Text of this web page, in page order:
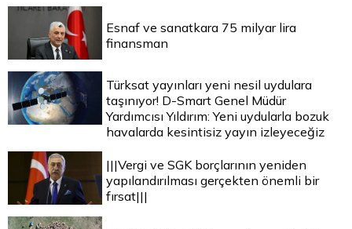
Esnaf ve sanatkara 75 milyar lira
finansman
Türksat yayınları yeni nesil uydulara
taşınıyor! D-Smart Genel Müdür
Yardımcısı Yıldırım: Yeni uydularla bozuk
havalarda kesintisiz yayın izleyeceğiz
|||Vergi ve SGK borçlarının yeniden
yapılandırılması gerçekten önemli bir
fırsat|||